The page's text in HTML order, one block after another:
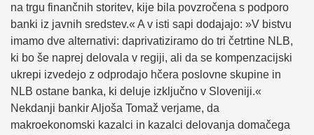
na trgu finančnih storitev, kije bila povzročena s podporo
banki iz javnih sredstev.« A v isti sapi dodajajo: »V bistvu
imamo dve alternativi: daprivatiziramo do tri četrtine NLB,
ki bo še naprej delovala v regiji, ali da se kompenzacijski
ukrepi izvedejo z odprodajo hčera poslovne skupine in
NLB ostane banka, ki deluje izključno v Sloveniji.«
Nekdanji bankir Aljoša Tomaž verjame, da
makroekonomski kazalci in kazalci delovanja domačega